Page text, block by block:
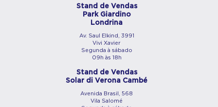
Stand de Vendas
Park Giardino
Londrina
Av. Saul Elkind, 3991
Vivi Xavier
Segunda à sábado
09h às 18h
Stand de Vendas
Solar di Verona Cambé
Avenida Brasil, 568
Vila Salomé